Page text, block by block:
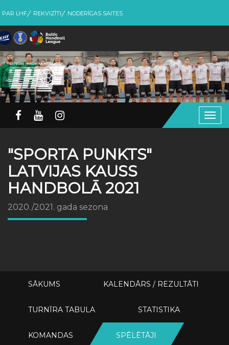
PAR LHF REKVIZĪTI NODERĪGAS SAITES
"SPORTA PUNKTS"
LATVIJAS KAUSS
HANDBOLĀ 2021
2020./2021. gada sezona
SĀKUMS KALENDĀRS / REZULTĀTI
TURNĪRA TABULA STATISTIKA
KOMANDAS SPĒLĒTĀJI